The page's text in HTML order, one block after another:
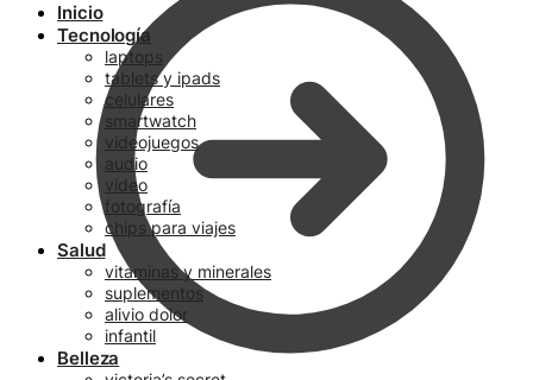
Inicio
Tecnología
laptops
tablets y ipads
celulares
smartwatch
videojuegos
audio
video
fotografía
chips para viajes
Salud
vitaminas y minerales
suplementos
alivio dolor
infantil
Belleza